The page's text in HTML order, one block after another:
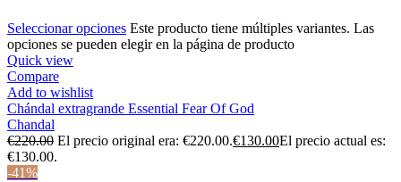
Seleccionar opciones Este producto tiene múltiples variantes. Las
opciones se pueden elegir en la página de producto
Quick view
Compare
Add to wishlist
Chándal extragrande Essential Fear Of God
Chandal
€220.00 El precio original era: €220.00.€130.00El precio actual es:
€130.00.
-41%